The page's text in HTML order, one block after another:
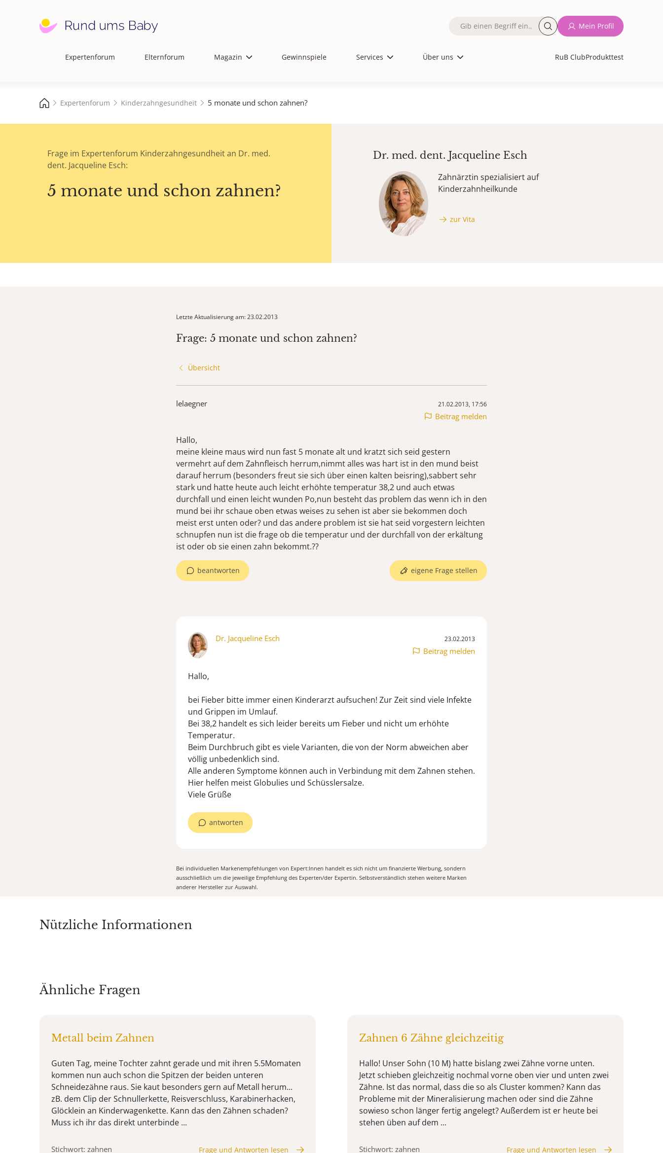
Hauptnavigation
Expertenforum Elternforum Magazin Gewinnspiele Services Über uns RuB ClubProdukttest
Fulltext
Mein Profil
Expertenforum Kinderzahngesundheit 5 monate und schon zahnen?
Frage im Expertenforum Kinderzahngesundheit an Dr. med.
dent. Jacqueline Esch:
5 monate und schon zahnen?
Dr. med. dent. Jacqueline Esch
Zahnärztin spezialisiert auf
Kinderzahnheilkunde
zur Vita
Letzte Aktualisierung am: 23.02.2013
Frage: 5 monate und schon zahnen?
Übersicht
lelaegner 21.02.2013, 17:56
Beitrag melden
Hallo,
meine kleine maus wird nun fast 5 monate alt und kratzt sich seid gestern
vermehrt auf dem Zahnfleisch herrum,nimmt alles was hart ist in den mund beist
darauf herrum (besonders freut sie sich über einen kalten beisring),sabbert sehr
stark und hatte heute auch leicht erhöhte temperatur 38,2 und auch etwas
durchfall und einen leicht wunden Po,nun besteht das problem das wenn ich in den
mund bei ihr schaue oben etwas weises zu sehen ist aber sie bekommen doch
meist erst unten oder? und das andere problem ist sie hat seid vorgestern leichten
schnupfen nun ist die frage ob die temperatur und der durchfall von der erkältung
ist oder ob sie einen zahn bekommt.??
beantworten eigene Frage stellen
Dr. Jacqueline Esch 23.02.2013
Beitrag melden
Hallo,
bei Fieber bitte immer einen Kinderarzt aufsuchen! Zur Zeit sind viele Infekte
und Grippen im Umlauf.
Bei 38,2 handelt es sich leider bereits um Fieber und nicht um erhöhte
Temperatur.
Beim Durchbruch gibt es viele Varianten, die von der Norm abweichen aber
völlig unbedenklich sind.
Alle anderen Symptome können auch in Verbindung mit dem Zahnen stehen.
Hier helfen meist Globulies und Schüsslersalze.
Viele Grüße
antworten
Bei individuellen Markenempfehlungen von Expert:Innen handelt es sich nicht um finanzierte Werbung, sondern
ausschließlich um die jeweilige Empfehlung des Experten/der Expertin. Selbstverständlich stehen weitere Marken
anderer Hersteller zur Auswahl.
Nützliche Informationen
Ähnliche Fragen
Metall beim Zahnen
Guten Tag, meine Tochter zahnt gerade und mit ihren 5.5Momaten
kommen nun auch schon die Spitzen der beiden unteren
Schneidezähne raus. Sie kaut besonders gern auf Metall herum...
zB. dem Clip der Schnullerkette, Reisverschluss, Karabinerhacken,
Glöcklein an Kinderwagenkette. Kann das den Zähnen schaden?
Muss ich ihr das direkt unterbinde ...
Stichwort: zahnen Frage und Antworten lesen
Zahnen 6 Zähne gleichzeitig
Hallo! Unser Sohn (10 M) hatte bislang zwei Zähne vorne unten.
Jetzt schieben gleichzeitig nochmal vorne oben vier und unten zwei
Zähne. Ist das normal, dass die so als Cluster kommen? Kann das
Probleme mit der Mineralisierung machen oder sind die Zähne
sowieso schon länger fertig angelegt? Außerdem ist er heute bei
stehen üben auf dem ...
Stichwort: zahnen Frage und Antworten lesen